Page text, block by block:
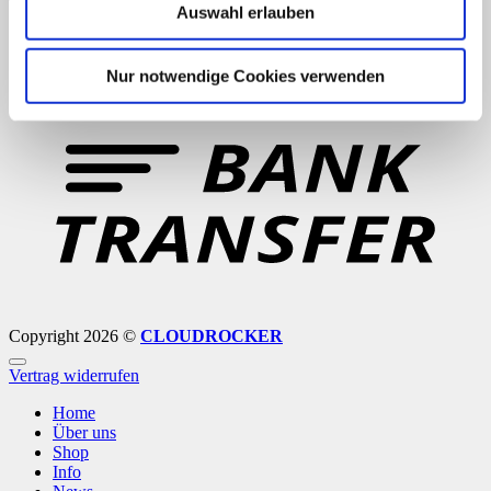
Auswahl erlauben
Nur notwendige Cookies verwenden
Copyright 2026 © CLOUDROCKER
Vertrag widerrufen
Home
Über uns
Shop
Info